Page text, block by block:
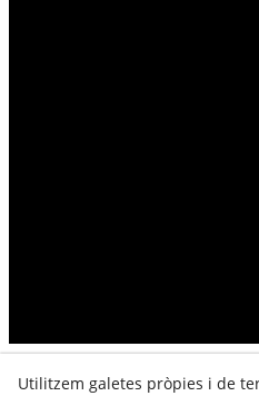
Utilitzem galetes pròpies i de